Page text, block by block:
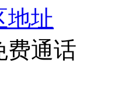
地址
费通话